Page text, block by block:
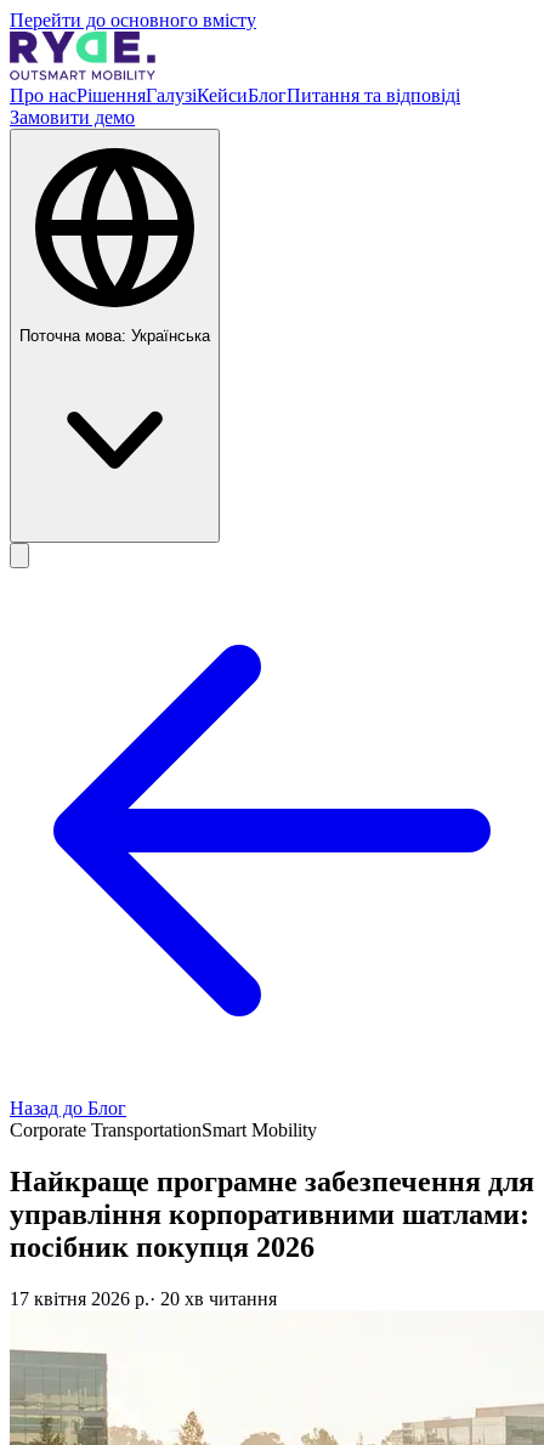
Перейти до основного вмісту
Про насРішенняГалузіКейсиБлогПитання та відповіді
Замовити демо
Поточна мова: Українська
Назад до Блог
Corporate TransportationSmart Mobility
Найкраще програмне забезпечення для
управління корпоративними шатлами:
посібник покупця 2026
17 квітня 2026 р.· 20 хв читання